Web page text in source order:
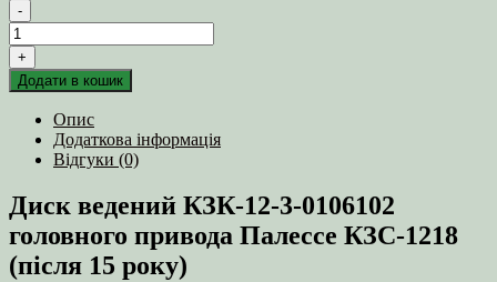
-
Диск
ведений
КЗК-12-
3-
0106102
головного
привода
Палессе
(після
15
року)
кількість
+
Додати в кошик
Опис
Додаткова інформація
Відгуки (0)
Диск ведений КЗК-12-3-0106102
головного привода Палессе КЗС-1218
(після 15 року)